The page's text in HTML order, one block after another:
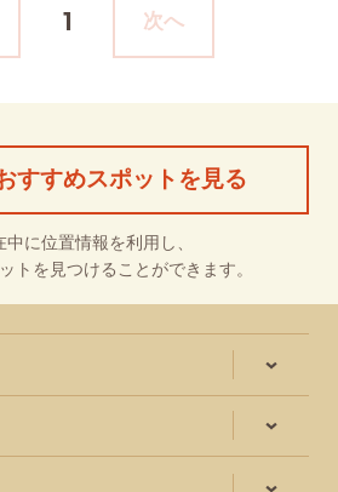
1 次へ
すすめスポットを見る
中に位置情報を利用し、
トを見つけることができます。